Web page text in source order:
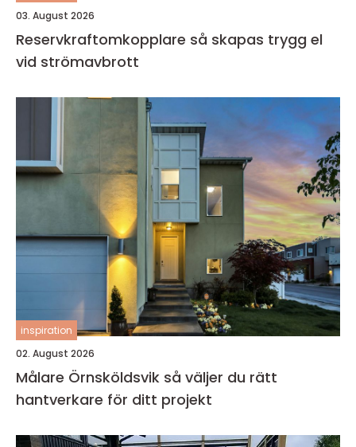
03. August 2026
Reservkraftomkopplare så skapas trygg el
vid strömavbrott
inspiration
02. August 2026
Målare Örnsköldsvik så väljer du rätt
hantverkare för ditt projekt